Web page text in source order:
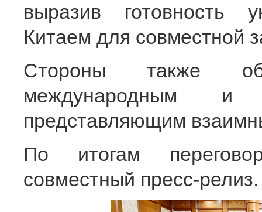
выразив готовность
Китаем для совместной
Стороны также
международным и
представляющим
По итогам
совместный пресс-релиз.